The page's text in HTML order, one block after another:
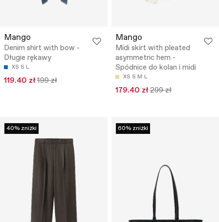
Mango
Denim shirt with bow -
Długie rękawy
XS S L
119.40 zł 199 zł
Mango
Midi skirt with pleated
asymmetric hem -
Spódnice do kolan i midi
XS S M L
179.40 zł 299 zł
40% zniżki 60% zniżki